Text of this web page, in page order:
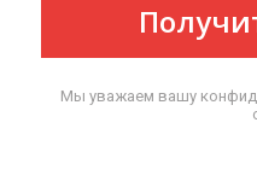
Мы уважаем вашу